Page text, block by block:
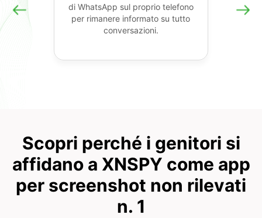
di WhatsApp sul proprio telefono
per rimanere informato su tutto
conversazioni.
Scopri perché i genitori si
affidano a XNSPY come app
per screenshot non rilevati
n. 1